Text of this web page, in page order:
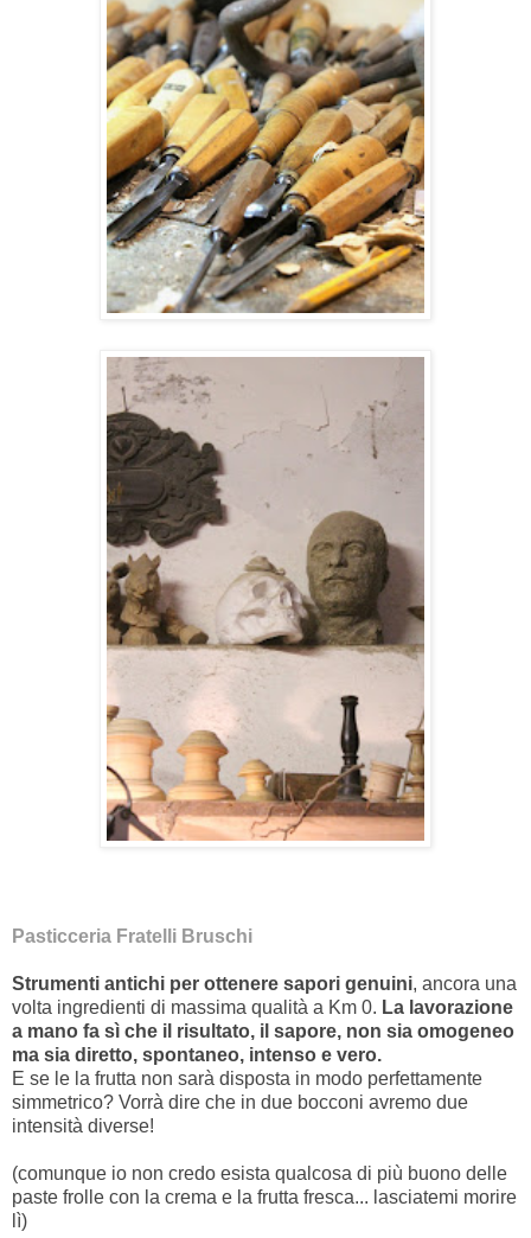
Pasticceria Fratelli Bruschi
Strumenti antichi per ottenere sapori genuini, ancora una
volta ingredienti di massima qualità a Km 0. La lavorazione
a mano fa sì che il risultato, il sapore, non sia omogeneo
ma sia diretto, spontaneo, intenso e vero.
E se le la frutta non sarà disposta in modo perfettamente
simmetrico? Vorrà dire che in due bocconi avremo due
intensità diverse!
(comunque io non credo esista qualcosa di più buono delle
paste frolle con la crema e la frutta fresca... lasciatemi morire
lì)